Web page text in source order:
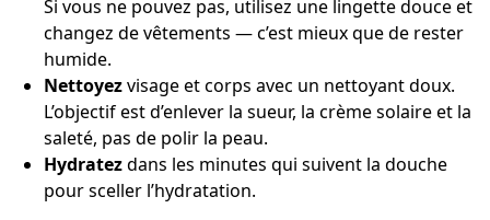
Si vous ne pouvez pas, utilisez une lingette douce et
changez de vêtements — c’est mieux que de rester
humide.
Nettoyezvisage et corps avec un nettoyant doux.
L’objectif est d’enlever la sueur, la crème solaire et la
saleté, pas de polir la peau.
Hydratezdans les minutes qui suivent la douche
pour sceller l’hydratation.